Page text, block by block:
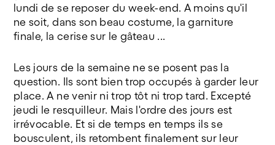
lundi de se reposer du week-end. A moins qu'il
ne soit, dans son beau costume, la garniture
finale, la cerise sur le gâteau ...
Les jours de la semaine ne se posent pas la
question. Ils sont bien trop occupés à garder leur
place. A ne venir ni trop tôt ni trop tard. Excepté
jeudi le resquilleur. Mais l'ordre des jours est
irrévocable. Et si de temps en temps ils se
bousculent, ils retombent finalement sur leur